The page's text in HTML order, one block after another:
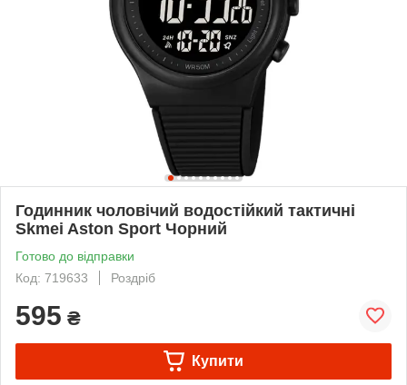
Годинник чоловічий водостійкий тактичні
Skmei Aston Sport Чорний
Готово до відправки
Код: 719633
Роздріб
595 ₴
Купити